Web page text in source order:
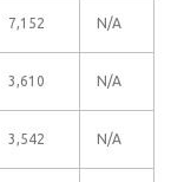
7,152 N/A
3,610 N/A
3,542 N/A